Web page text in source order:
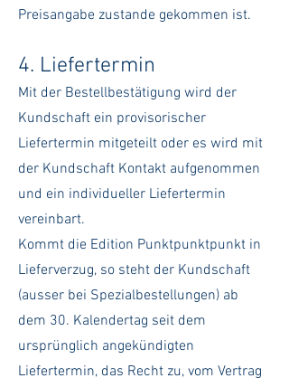
Preisangabe zustande gekommen ist.
4. Liefertermin
Mit der Bestellbestätigung wird der
Kundschaft ein provisorischer
Liefertermin mitgeteilt oder es wird mit
der Kundschaft Kontakt aufgenommen
und ein individueller Liefertermin
vereinbart.
Kommt die Edition Punktpunktpunkt in
Lieferverzug, so steht der Kundschaft
(ausser bei Spezialbestellungen) ab
dem 30. Kalendertag seit dem
ursprünglich angekündigten
Liefertermin, das Recht zu, vom Vertrag